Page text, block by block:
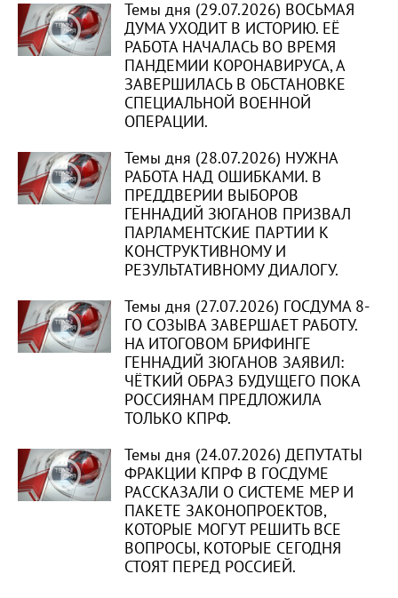
Темы дня (29.07.2026) ВОСЬМАЯ
ДУМА УХОДИТ В ИСТОРИЮ. ЕЁ
РАБОТА НАЧАЛАСЬ ВО ВРЕМЯ
ПАНДЕМИИ КОРОНАВИРУСА, А
ЗАВЕРШИЛАСЬ В ОБСТАНОВКЕ
СПЕЦИАЛЬНОЙ ВОЕННОЙ
ОПЕРАЦИИ.
Темы дня (28.07.2026) НУЖНА
РАБОТА НАД ОШИБКАМИ. В
ПРЕДДВЕРИИ ВЫБОРОВ
ГЕННАДИЙ ЗЮГАНОВ ПРИЗВАЛ
ПАРЛАМЕНТСКИЕ ПАРТИИ К
КОНСТРУКТИВНОМУ И
РЕЗУЛЬТАТИВНОМУ ДИАЛОГУ.
Темы дня (27.07.2026) ГОСДУМА 8-
ГО СОЗЫВА ЗАВЕРШАЕТ РАБОТУ.
НА ИТОГОВОМ БРИФИНГЕ
ГЕННАДИЙ ЗЮГАНОВ ЗАЯВИЛ:
ЧЁТКИЙ ОБРАЗ БУДУЩЕГО ПОКА
РОССИЯНАМ ПРЕДЛОЖИЛА
ТОЛЬКО КПРФ.
Темы дня (24.07.2026) ДЕПУТАТЫ
ФРАКЦИИ КПРФ В ГОСДУМЕ
РАССКАЗАЛИ О СИСТЕМЕ МЕР И
ПАКЕТЕ ЗАКОНОПРОЕКТОВ,
КОТОРЫЕ МОГУТ РЕШИТЬ ВСЕ
ВОПРОСЫ, КОТОРЫЕ СЕГОДНЯ
СТОЯТ ПЕРЕД РОССИЕЙ.